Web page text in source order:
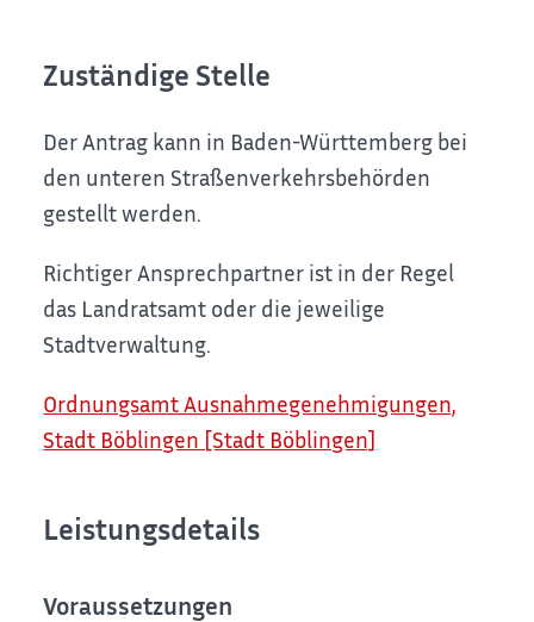
Zuständige Stelle
Der Antrag kann in Baden-Württemberg bei
den unteren Straßenverkehrsbehörden
gestellt werden.
Richtiger Ansprechpartner ist in der Regel
das Landratsamt oder die jeweilige
Stadtverwaltung.
Ordnungsamt Ausnahmegenehmigungen,
Stadt Böblingen [Stadt Böblingen]
Leistungsdetails
Voraussetzungen